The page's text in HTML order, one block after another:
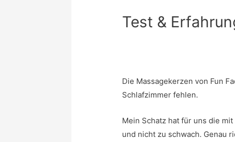
Test &
Die Massagekerzen von Fun
Schlafzimmer fehlen.
Mein Schatz hat für uns die
und nicht zu schwach. Genau